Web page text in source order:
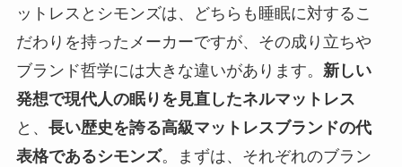
ットレスとシモンズは、どちらも睡眠に対するこ
だわりを持ったメーカーですが、その成り立ちや
ブランド哲学には大きな違いがあります。 新しい
発想で現代人の眠りを見直したネルマットレス
と、 長い歴史を誇る高級マットレスブランドの代
表格であるシモンズ。まずは、それぞれのブラン